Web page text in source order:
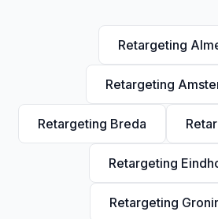
Retargeting
Retargeting
Retargeting Breda
Retargeting
Retargeting